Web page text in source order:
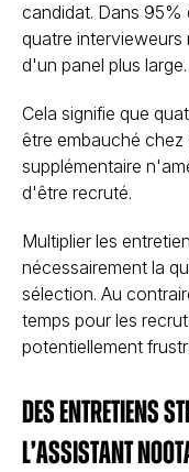
candidat. Dans 95%
quatre intervieweurs
d'un panel plus large.
Cela signifie que
être embauché
supplémentaire
d'être recruté.
Multiplier les
nécessairement la
sélection. Au
temps pour les
potentiellement
Des entretiens
l’assistant